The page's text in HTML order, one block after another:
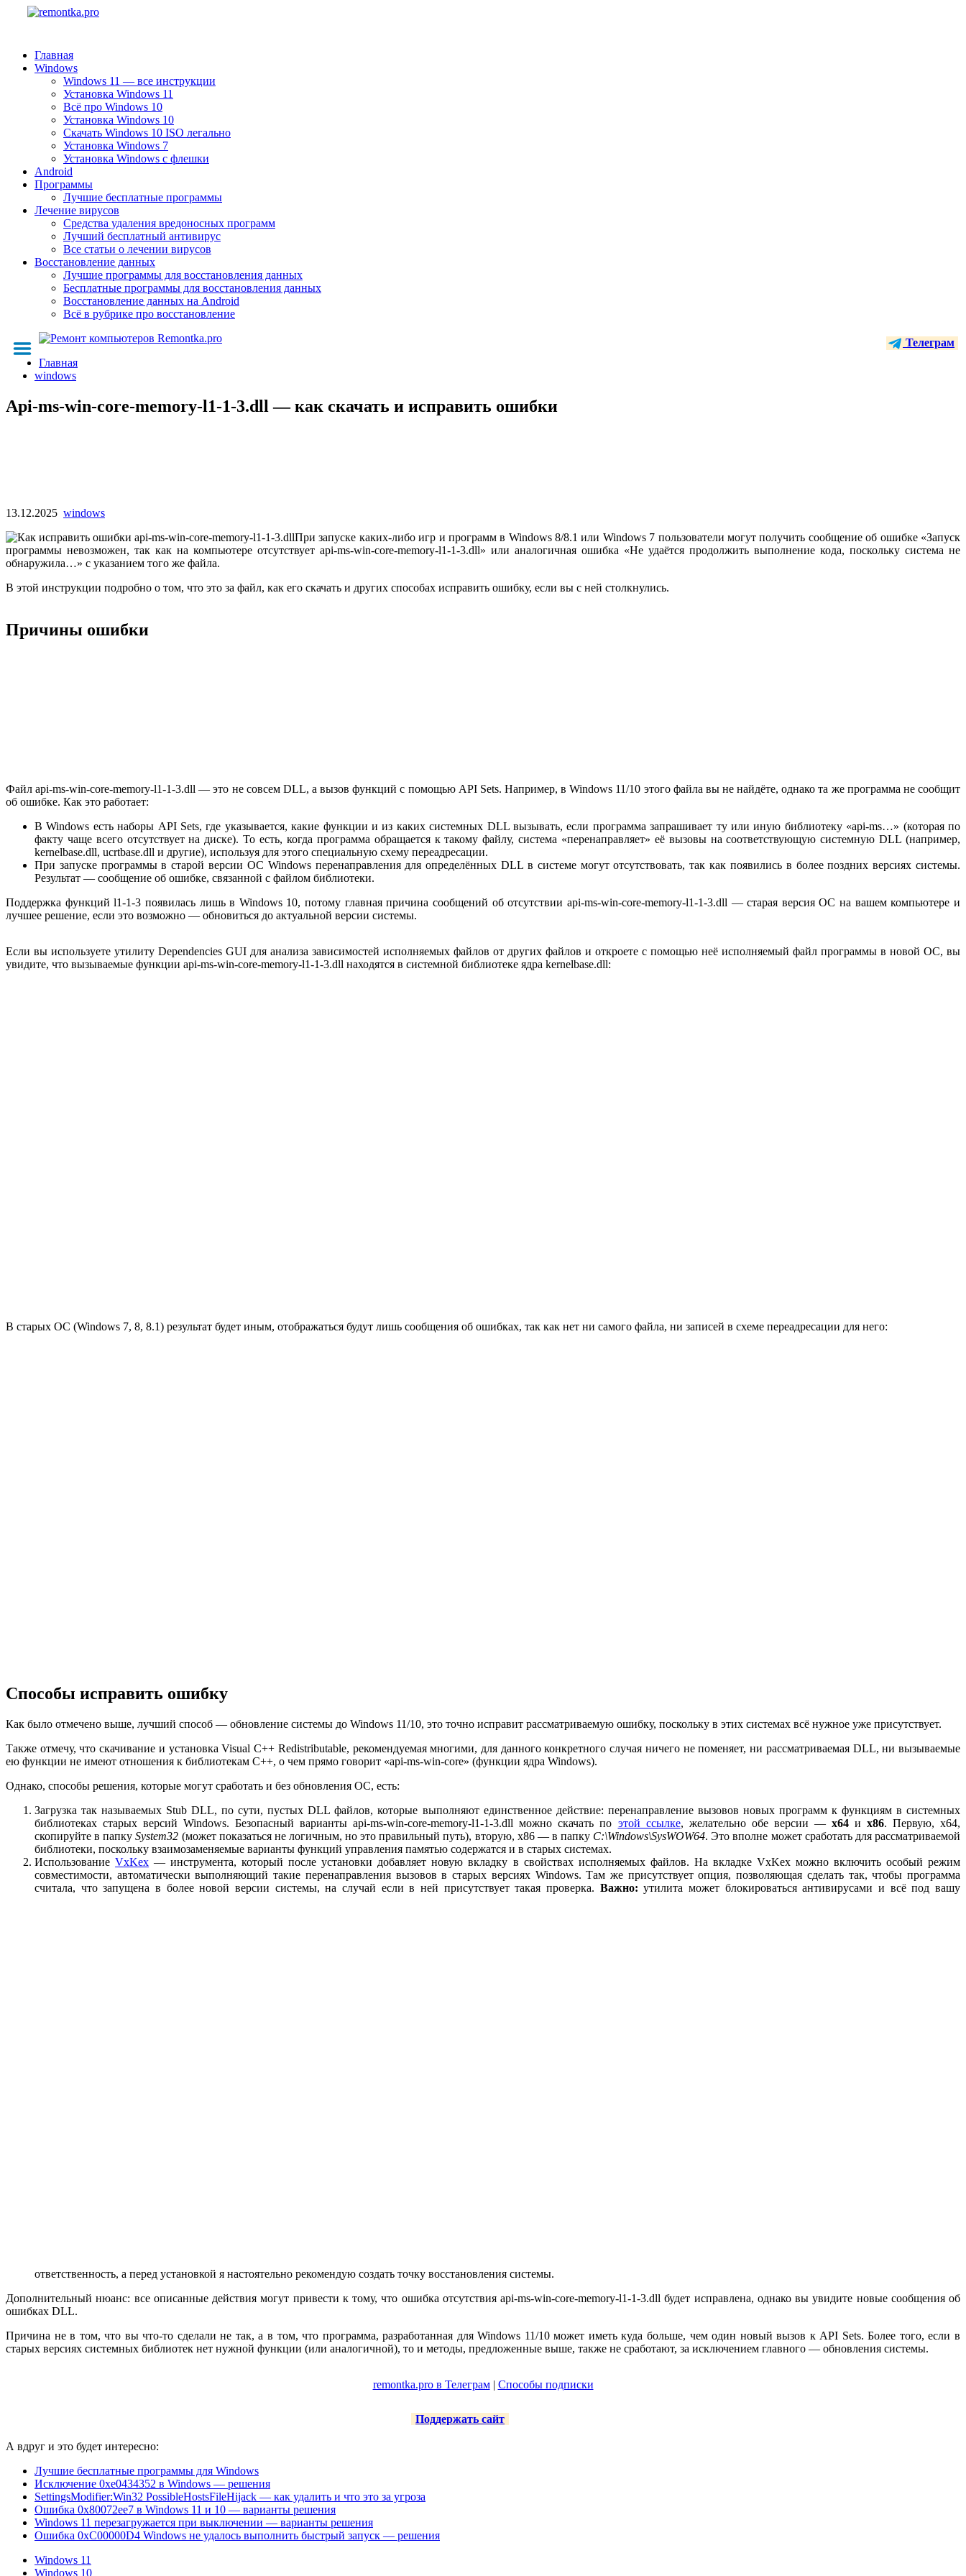
Главная
Windows
Windows 11 — все инструкции
Установка Windows 11
Всё про Windows 10
Установка Windows 10
Скачать Windows 10 ISO легально
Установка Windows 7
Установка Windows с флешки
Android
Программы
Лучшие бесплатные программы
Лечение вирусов
Средства удаления вредоносных программ
Лучший бесплатный антивирус
Все статьи о лечении вирусов
Восстановление данных
Лучшие программы для восстановления данных
Бесплатные программы для восстановления данных
Восстановление данных на Android
Всё в рубрике про восстановление
Телеграм
Главная
windows
Api-ms-win-core-memory-l1-1-3.dll — как скачать и исправить ошибки
13.12.2025 windows
При запуске каких-либо игр и программ в Windows 8/8.1 или Windows 7 пользователи могут получить сообщение об ошибке «Запуск
программы невозможен, так как на компьютере отсутствует api-ms-win-core-memory-l1-1-3.dll» или аналогичная ошибка «Не удаётся продолжить выполнение кода, поскольку система не
обнаружила…» с указанием того же файла.
В этой инструкции подробно о том, что это за файл, как его скачать и других способах исправить ошибку, если вы с ней столкнулись.
Причины ошибки
Файл api-ms-win-core-memory-l1-1-3.dll — это не совсем DLL, а вызов функций с помощью API Sets. Например, в Windows 11/10 этого файла вы не найдёте, однако та же программа не сообщит
об ошибке. Как это работает:
В Windows есть наборы API Sets, где указывается, какие функции и из каких системных DLL вызывать, если программа запрашивает ту или иную библиотеку «api-ms…» (которая по
факту чаще всего отсутствует на диске). То есть, когда программа обращается к такому файлу, система «перенаправляет» её вызовы на соответствующую системную DLL (например,
kernelbase.dll, ucrtbase.dll и другие), используя для этого специальную схему переадресации.
При запуске программы в старой версии ОС Windows перенаправления для определённых DLL в системе могут отсутствовать, так как появились в более поздних версиях системы.
Результат — сообщение об ошибке, связанной с файлом библиотеки.
Поддержка функций l1-1-3 появилась лишь в Windows 10, потому главная причина сообщений об отсутствии api-ms-win-core-memory-l1-1-3.dll — старая версия ОС на вашем компьютере и
лучшее решение, если это возможно — обновиться до актуальной версии системы.
Если вы используете утилиту Dependencies GUI для анализа зависимостей исполняемых файлов от других файлов и откроете с помощью неё исполняемый файл программы в новой ОС, вы
увидите, что вызываемые функции api-ms-win-core-memory-l1-1-3.dll находятся в системной библиотеке ядра kernelbase.dll:
В старых ОС (Windows 7, 8, 8.1) результат будет иным, отображаться будут лишь сообщения об ошибках, так как нет ни самого файла, ни записей в схеме переадресации для него:
Способы исправить ошибку
Как было отмечено выше, лучший способ — обновление системы до Windows 11/10, это точно исправит рассматриваемую ошибку, поскольку в этих системах всё нужное уже присутствует.
Также отмечу, что скачивание и установка Visual C++ Redistributable, рекомендуемая многими, для данного конкретного случая ничего не поменяет, ни рассматриваемая DLL, ни вызываемые
ею функции не имеют отношения к библиотекам C++, о чем прямо говорит «api-ms-win-core» (функции ядра Windows).
Однако, способы решения, которые могут сработать и без обновления ОС, есть:
Загрузка так называемых Stub DLL, по сути, пустых DLL файлов, которые выполняют единственное действие: перенаправление вызовов новых программ к функциям в системных
библиотеках старых версий Windows. Безопасный варианты api-ms-win-core-memory-l1-1-3.dll можно скачать по этой ссылке, желательно обе версии — x64и x86. Первую, x64,
скопируйте в папкуSystem32 (может показаться не логичным, но это правильный путь), вторую, x86 — в папку C:\Windows\SysWOW64. Это вполне может сработать для рассматриваемой
библиотеки, поскольку взаимозаменяемые варианты функций управления памятью содержатся и в старых системах.
ИспользованиеVxKex — инструмента, который после установки добавляет новую вкладку в свойствах исполняемых файлов. На вкладке VxKex можно включить особый режим
совместимости, автоматически выполняющий такие перенаправления вызовов в старых версиях Windows. Там же присутствует опция, позволяющая сделать так, чтобы программа
считала, что запущена в более новой версии системы, на случай если в ней присутствует такая проверка. Важно: утилита может блокироваться антивирусами и всё под вашу
ответственность, а перед установкой я настоятельно рекомендую создать точку восстановления системы.
Дополнительный нюанс: все описанные действия могут привести к тому, что ошибка отсутствия api-ms-win-core-memory-l1-1-3.dll будет исправлена, однако вы увидите новые сообщения об
ошибках DLL.
Причина не в том, что вы что-то сделали не так, а в том, что программа, разработанная для Windows 11/10 может иметь куда больше, чем один новый вызов к API Sets. Более того, если в
старых версиях системных библиотек нет нужной функции (или аналогичной), то и методы, предложенные выше, также не сработают, за исключением главного — обновления системы.
remontka.pro в Телеграм| Способы подписки
Поддержать сайт
А вдруг и это будет интересно:
Лучшие бесплатные программы для Windows
Исключение 0xe0434352 в Windows — решения
SettingsModifier:Win32 PossibleHostsFileHijack — как удалить и что это за угроза
Ошибка 0x80072ee7 в Windows 11 и 10 — варианты решения
Windows 11 перезагружается при выключении — варианты решения
Ошибка 0xC00000D4 Windows не удалось выполнить быстрый запуск — решения
Windows 11
Windows 10